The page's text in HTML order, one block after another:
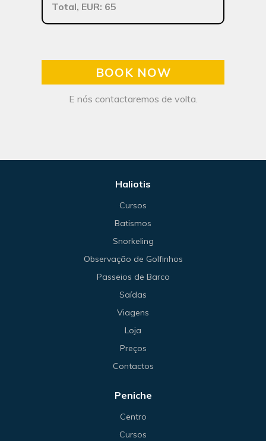
Total, EUR: 65
BOOK NOW
E nós contactaremos de volta.
Haliotis
Cursos
Batismos
Snorkeling
Observação de Golfinhos
Passeios de Barco
Saídas
Viagens
Loja
Preços
Contactos
Peniche
Centro
Cursos